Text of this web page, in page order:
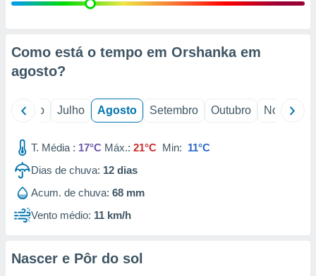
estudos
1199
Como está o tempo em Orshanka em
agosto?
Junho Julho Agosto Setembro Outubro Novembro
T. Média : 17°C Máx.: 21°C Min: 11°C
Dias de chuva: 12 dias
Acum. de chuva: 68 mm
Vento médio: 11 km/h
Nascer e Pôr do sol